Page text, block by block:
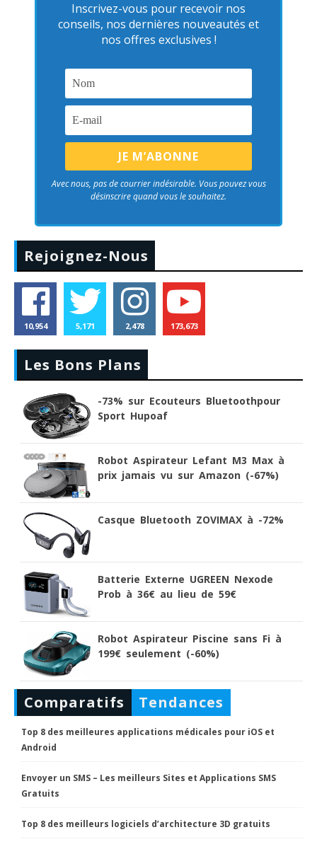
Inscrivez-vous pour recevoir nos
conseils, nos dernières nouveautés et
nos offres exclusives !
Avec nous, pas de courrier indésirable. Vous pouvez vous
désinscrire quand vous le souhaitez.
Rejoignez-Nous
10,954 5,171 2,478 173,673
Les Bons Plans
-73% sur Ecouteurs Bluetoothpour
Sport Hupoaf
Robot Aspirateur Lefant M3 Max à
prix jamais vu sur Amazon (-67%)
Casque Bluetooth ZOVIMAX à -72%
Batterie Externe UGREEN Nexode
Prob à 36€ au lieu de 59€
Robot Aspirateur Piscine sans Fi à
199€ seulement (-60%)
Comparatifs Tendances
Top 8 des meilleures applications médicales pour iOS et
Android
Envoyer un SMS – Les meilleurs Sites et Applications SMS
Gratuits
Top 8 des meilleurs logiciels d’architecture 3D gratuits